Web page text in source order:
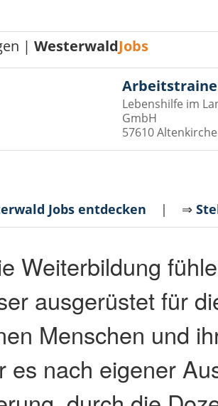
|WesterwaldJobs
Lebenshilfe im
GmbH
57610
Jobs entdecken | ⇒
Weiterbildung
ausgerüstet für
Menschen und
es nach eigener